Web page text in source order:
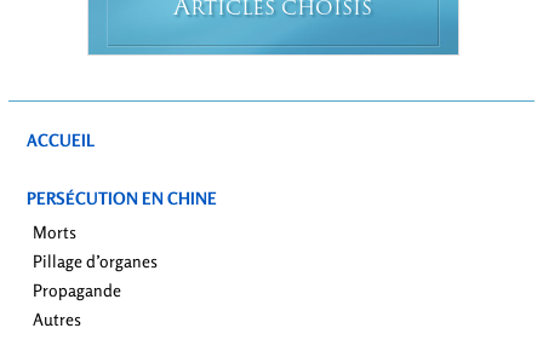
ARTICLES CHOISIS
ACCUEIL
PERSÉCUTION EN CHINE
Morts
Pillage d’organes
Propagande
Autres